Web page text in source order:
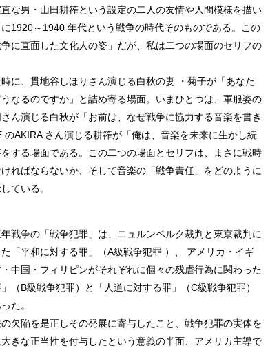
な男・山田耕筰という設定の二人の友情や人間模様を描い
1920～1940 年代という戦争の時代そのものである。この
に直面した文化人の姿」だが、私は二つの場面のセリフの
に、貫地谷しほりさん演じる白秋の妻 ・菊子が「あなた
なるのですか」と詰め寄る場面。いまひとつは、軍服姿の
ん演じる白秋が「お前は、なぜ戦争に協力する音楽を書き
AKIRA さん演じる耕筰が「俺は、音楽を未来に生かし続
する場面である。この二つの場面とセリフは、まさに戦時
ればならないか、そして音楽の「戦争責任」をどのように
ている。
戦争の「戦争犯罪」は、ニュルンベルク裁判と東京裁判に
「平和に対する罪」（A級戦争犯罪 ）、 アメリカ・イギ
中国・フィリピンがそれぞれに個々の残虐行為に関わった
（B級戦争犯罪）と「人道に対する罪」（C級戦争犯罪）
た。
欠陥を是正しその発展に寄与したこと、戦争犯罪の実体を
きな正当性を付与したという意義の半面、アメリカ主導で